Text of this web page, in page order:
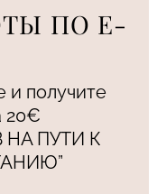
ПО E-
и получите
20€
НА ПУТИ К